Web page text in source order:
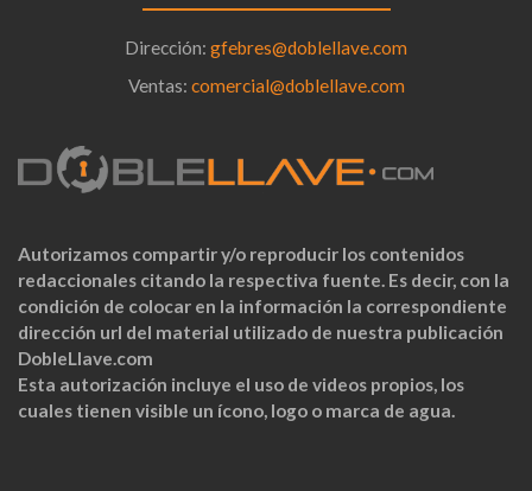
Dirección: gfebres@doblellave.com
Ventas: comercial@doblellave.com
Autorizamos compartir y/o reproducir los contenidos
redaccionales citando la respectiva fuente. Es decir, con la
condición de colocar en la información la correspondiente
dirección url del material utilizado de nuestra publicación
DobleLlave.com
Esta autorización incluye el uso de videos propios, los
cuales tienen visible un ícono, logo o marca de agua.